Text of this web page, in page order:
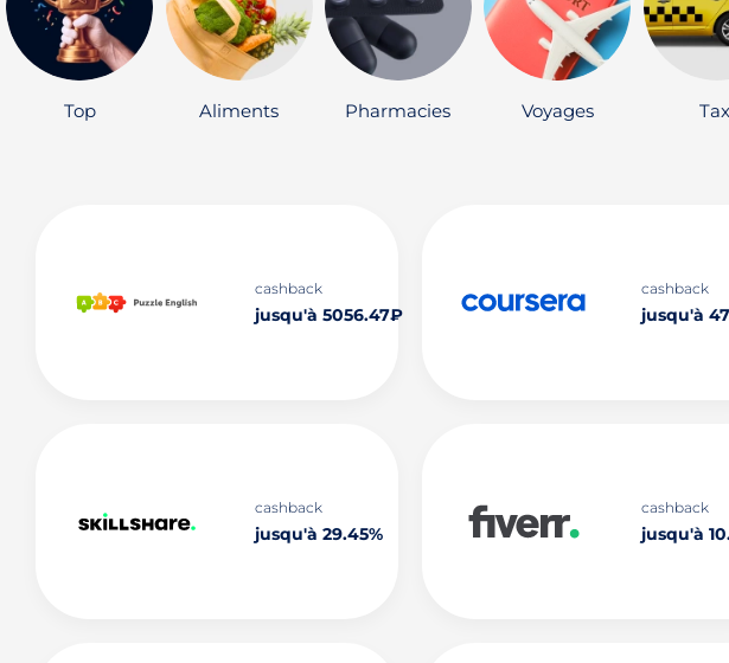
Top Aliments Pharmacies Voyages
cashback
jusqu'à 5056.47₽
cashback
jusqu'à
cashback
jusqu'à 29.45%
cashback
jusqu'à